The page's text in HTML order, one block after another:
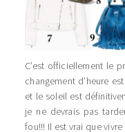
C’est officiellement le
changement d’heure
et le soleil est
je ne devrais pas
fou!!! Il est vrai que